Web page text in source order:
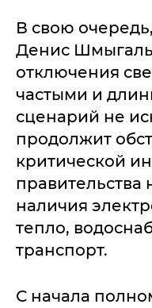
В свою
Денис Шмыгаль
отключения
частыми и
сценарий не
продолжит
критической
правительства
наличия
тепло,
транспорт.
С начала